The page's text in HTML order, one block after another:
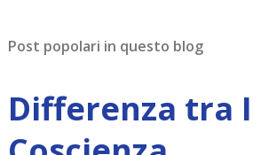
Post popolari in questo blog
Differenza tra